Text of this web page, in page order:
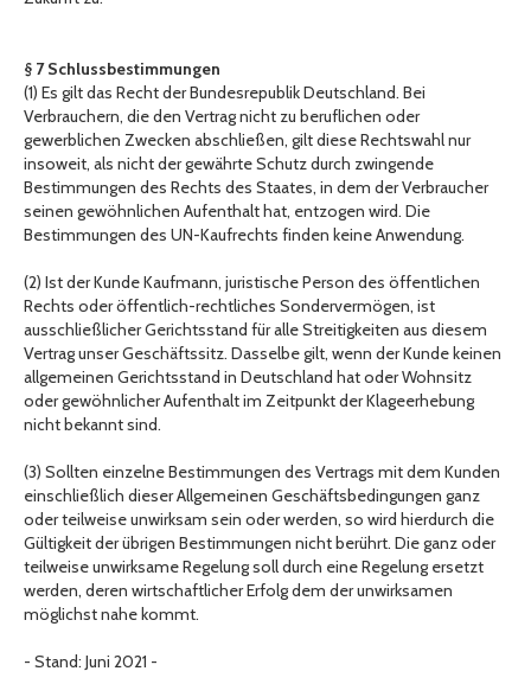
§ 7 Schlussbestimmungen
(1) Es gilt das Recht der Bundesrepublik Deutschland. Bei
Verbrauchern, die den Vertrag nicht zu beruflichen oder
gewerblichen Zwecken abschließen, gilt diese Rechtswahl nur
insoweit, als nicht der gewährte Schutz durch zwingende
Bestimmungen des Rechts des Staates, in dem der Verbraucher
seinen gewöhnlichen Aufenthalt hat, entzogen wird. Die
Bestimmungen des UN-Kaufrechts finden keine Anwendung.
(2) Ist der Kunde Kaufmann, juristische Person des öffentlichen
Rechts oder öffentlich-rechtliches Sondervermögen, ist
ausschließlicher Gerichtsstand für alle Streitigkeiten aus diesem
Vertrag unser Geschäftssitz. Dasselbe gilt, wenn der Kunde keinen
allgemeinen Gerichtsstand in Deutschland hat oder Wohnsitz
oder gewöhnlicher Aufenthalt im Zeitpunkt der Klageerhebung
nicht bekannt sind.
(3) Sollten einzelne Bestimmungen des Vertrags mit dem Kunden
einschließlich dieser Allgemeinen Geschäftsbedingungen ganz
oder teilweise unwirksam sein oder werden, so wird hierdurch die
Gültigkeit der übrigen Bestimmungen nicht berührt. Die ganz oder
teilweise unwirksame Regelung soll durch eine Regelung ersetzt
werden, deren wirtschaftlicher Erfolg dem der unwirksamen
möglichst nahe kommt.
- Stand: Juni 2021 -